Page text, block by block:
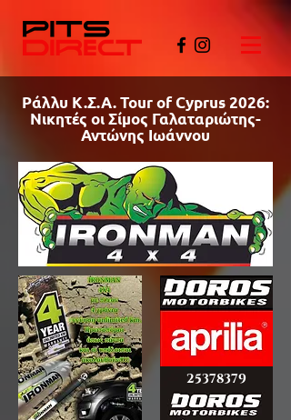
Ράλλυ Κ.Σ.Α. Tour of Cyprus 2026:
Νικητές οι Σίμος Γαλαταριώτης-
Αντώνης Ιωάννου
©PITSDIRECT
25378379